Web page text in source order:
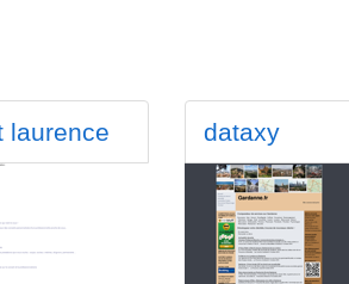
laurence dataxy